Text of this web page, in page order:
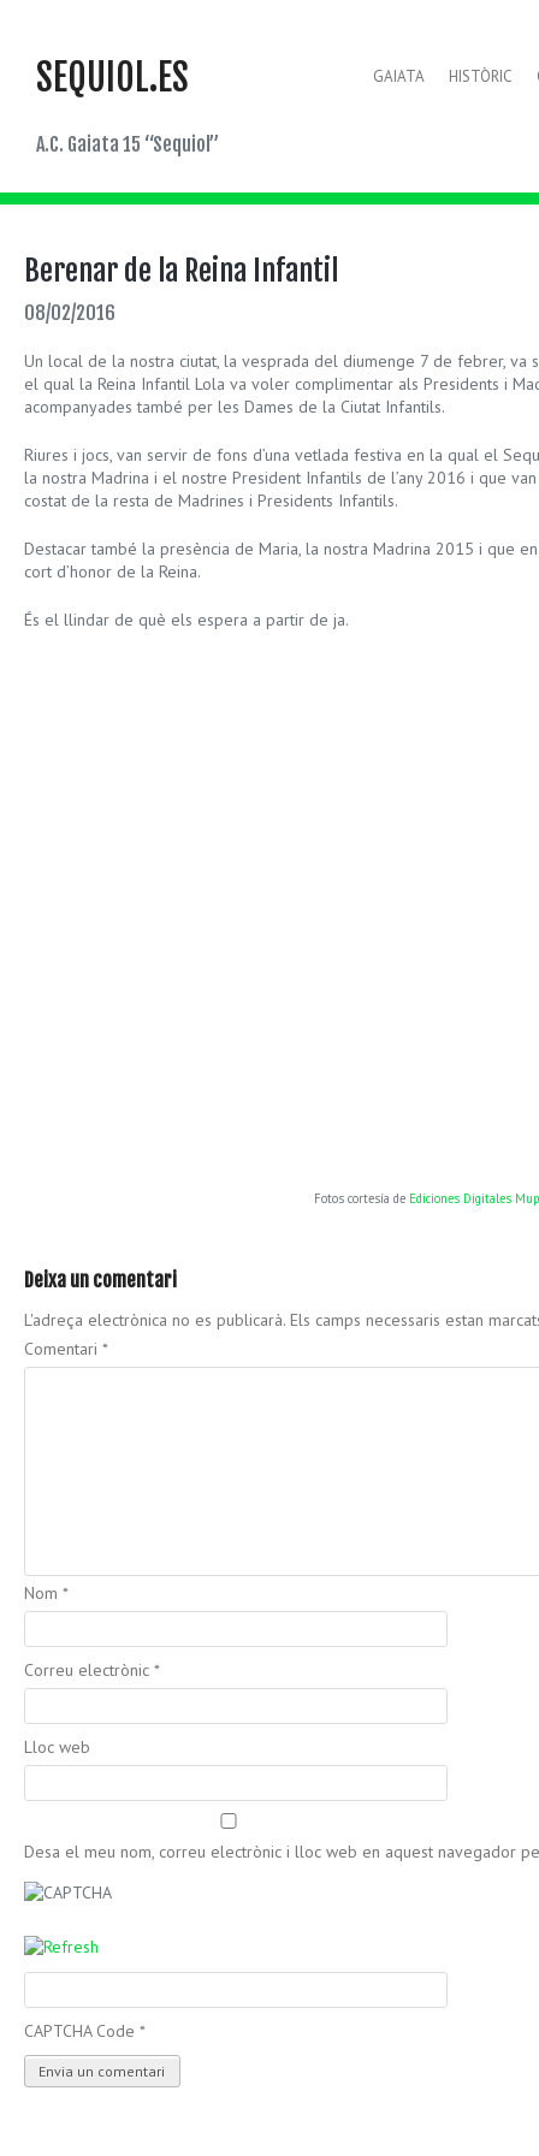
SEQUIOL.ES
A.C. Gaiata 15 “Sequiol”
GAIATA HISTÒRIC
Berenar de la Reina Infantil
08/02/2016
Un local de la nostra ciutat, la vesprada del diumenge 7 de febrer, va
el qual la Reina Infantil Lola va voler complimentar als Presidents i
acompanyades també per les Dames de la Ciutat Infantils.
Riures i jocs, van servir de fons d’una vetlada festiva en la qual el
la nostra Madrina i el nostre President Infantils de l’any 2016 i que
costat de la resta de Madrines i Presidents Infantils.
Destacar també la presència de Maria, la nostra Madrina 2015 i que
cort d’honor de la Reina.
És el llindar de què els espera a partir de ja.
Fotos cortesía de Ediciones Digitales
Deixa un comentari
L'adreça electrònica no es publicarà. Els camps necessaris estan
Comentari *
Nom *
Correu electrònic *
Lloc web
Desa el meu nom, correu electrònic i lloc web en aquest navegador
CAPTCHA Code *